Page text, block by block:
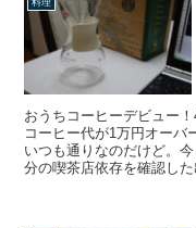
おうちコーヒーデビュー
コーヒー代が1万円オーバ
いつも通りなのだけど。
分の喫茶店依存を確認し